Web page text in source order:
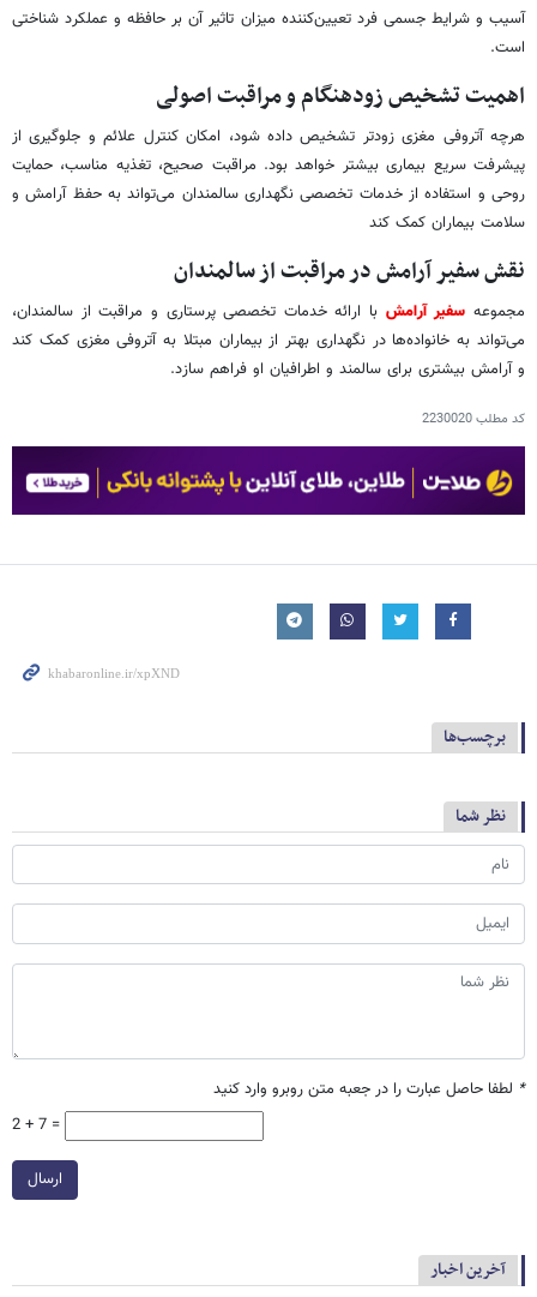
آسیب و شرایط جسمی فرد تعیین‌کننده میزان تاثیر آن بر حافظه و عملکرد شناختی
است.
اهمیت تشخیص زودهنگام و مراقبت اصولی
هرچه آتروفی مغزی زودتر تشخیص داده شود، امکان کنترل علائم و جلوگیری از
پیشرفت سریع بیماری بیشتر خواهد بود. مراقبت صحیح، تغذیه مناسب، حمایت
روحی و استفاده از خدمات تخصصی نگهداری سالمندان می‌تواند به حفظ آرامش و
سلامت بیماران کمک کند
نقش سفیر آرامش در مراقبت از سالمندان
مجموعه سفیر آرامش با ارائه خدمات تخصصی پرستاری و مراقبت از سالمندان،
می‌تواند به خانواده‌ها در نگهداری بهتر از بیماران مبتلا به آتروفی مغزی کمک کند
و آرامش بیشتری برای سالمند و اطرافیان او فراهم سازد.
کد مطلب2230020
برچسب‌ها
نظر شما
* لطفا حاصل عبارت را در جعبه متن روبرو وارد کنید
2 + 7 =
ارسال
آخرین اخبار